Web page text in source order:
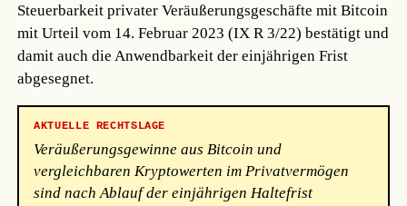
Steuerbarkeit privater Veräußerungsgeschäfte mit Bitcoin
mit Urteil vom 14. Februar 2023 (IX R 3/22) bestätigt und
damit auch die Anwendbarkeit der einjährigen Frist
abgesegnet.
AKTUELLE RECHTSLAGE
Veräußerungsgewinne aus Bitcoin und
vergleichbaren Kryptowerten im Privatvermögen
sind nach Ablauf der einjährigen Haltefrist